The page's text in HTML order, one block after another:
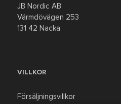
JB Nordic AB
Värmdövägen 253
131 42 Nacka
VILLKOR
Försäljningsvillkor